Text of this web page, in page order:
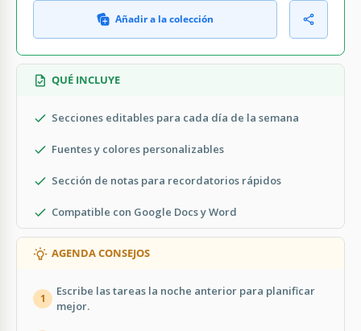
Añadir a la colección
QUÉ INCLUYE
Secciones editables para cada día de la semana
Fuentes y colores personalizables
Sección de notas para recordatorios rápidos
Compatible con Google Docs y Word
AGENDA CONSEJOS
1
Escribe las tareas la noche anterior para planificar
mejor.